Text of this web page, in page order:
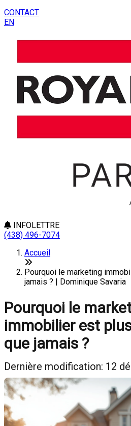
CONTACT
EN
INFOLETTRE
(438) 496-7074
Accueil
Pourquoi le marketing
jamais ? | Dominique Savaria
Pourquoi le
immobilier est
que jamais ?
Dernière modification: 12